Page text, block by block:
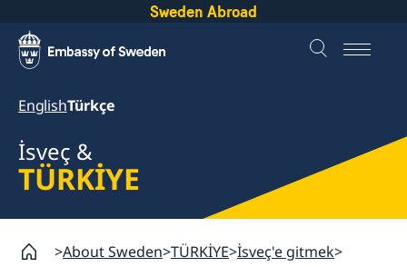
Sweden Abroad
EnglishTürkçe
İsveç &
TÜRKİYE
About Sweden TÜRKİYE İsveç'e gitmek